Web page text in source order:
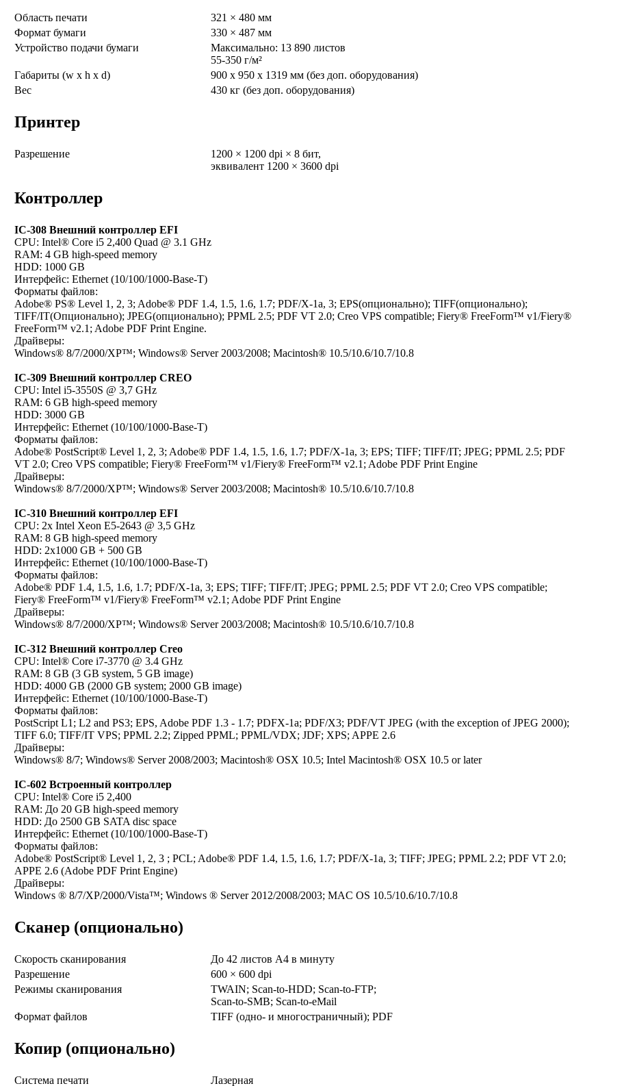
Область печати
321 × 480 мм
Формат бумаги
330 × 487 мм
Устройство подачи бумаги
Максимально: 13 890 листов
55-350 г/м²
Габариты (w x h x d)
900 x 950 x 1319 мм (без доп. оборудования)
Вес
430 кг (без доп. оборудования)
Принтер
Разрешение
1200 × 1200 dpi × 8 бит,
эквивалент 1200 × 3600 dpi
Контроллер
IC-308 Внешний контроллер EFI
CPU: Intel® Core i5 2,400 Quad @ 3.1 GHz
RAM: 4 GB high-speed memory
HDD: 1000 GB
Интерфейс: Ethernet (10/100/1000-Base-T)
Форматы файлов:
Adobe® PS® Level 1, 2, 3; Adobe® PDF 1.4, 1.5, 1.6, 1.7; PDF/X-1a, 3; EPS(опционально); TIFF(опционально);
TIFF/IT(Опционально); JPEG(опционально); PPML 2.5; PDF VT 2.0; Creo VPS compatible; Fiery® FreeForm™ v1/Fiery®
FreeForm™ v2.1; Adobe PDF Print Engine.
Драйверы:
Windows® 8/7/2000/XP™; Windows® Server 2003/2008; Macintosh® 10.5/10.6/10.7/10.8
IC-309 Внешний контроллер CREO
CPU: Intel i5-3550S @ 3,7 GHz
RAM: 6 GB high-speed memory
HDD: 3000 GB
Интерфейс: Ethernet (10/100/1000-Base-T)
Форматы файлов:
Adobe® PostScript® Level 1, 2, 3; Adobe® PDF 1.4, 1.5, 1.6, 1.7; PDF/X-1a, 3; EPS; TIFF; TIFF/IT; JPEG; PPML 2.5; PDF
VT 2.0; Creo VPS compatible; Fiery® FreeForm™ v1/Fiery® FreeForm™ v2.1; Adobe PDF Print Engine
Драйверы:
Windows® 8/7/2000/XP™; Windows® Server 2003/2008; Macintosh® 10.5/10.6/10.7/10.8
IC-310 Внешний контроллер EFI
CPU: 2x Intel Xeon E5-2643 @ 3,5 GHz
RAM: 8 GB high-speed memory
HDD: 2x1000 GB + 500 GB
Интерфейс: Ethernet (10/100/1000-Base-T)
Форматы файлов:
Adobe® PDF 1.4, 1.5, 1.6, 1.7; PDF/X-1a, 3; EPS; TIFF; TIFF/IT; JPEG; PPML 2.5; PDF VT 2.0; Creo VPS compatible;
Fiery® FreeForm™ v1/Fiery® FreeForm™ v2.1; Adobe PDF Print Engine
Драйверы:
Windows® 8/7/2000/XP™; Windows® Server 2003/2008; Macintosh® 10.5/10.6/10.7/10.8
IC-312 Внешний контроллер Creo
CPU: Intel® Core i7-3770 @ 3.4 GHz
RAM: 8 GB (3 GB system, 5 GB image)
HDD: 4000 GB (2000 GB system; 2000 GB image)
Интерфейс: Ethernet (10/100/1000-Base-T)
Форматы файлов:
PostScript L1; L2 and PS3; EPS, Adobe PDF 1.3 - 1.7; PDFX-1a; PDF/X3; PDF/VT JPEG (with the exception of JPEG 2000);
TIFF 6.0; TIFF/IT VPS; PPML 2.2; Zipped PPML; PPML/VDX; JDF; XPS; APPE 2.6
Драйверы:
Windows® 8/7; Windows® Server 2008/2003; Macintosh® OSX 10.5; Intel Macintosh® OSX 10.5 or later
IC-602 Встроенный контроллер
CPU: Intel® Core i5 2,400
RAM: До 20 GB high-speed memory
HDD: До 2500 GB SATA disc space
Интерфейс: Ethernet (10/100/1000-Base-T)
Форматы файлов:
Adobe® PostScript® Level 1, 2, 3 ; PCL; Adobe® PDF 1.4, 1.5, 1.6, 1.7; PDF/X-1a, 3; TIFF; JPEG; PPML 2.2; PDF VT 2.0;
APPE 2.6 (Adobe PDF Print Engine)
Драйверы:
Windows ® 8/7/XP/2000/Vista™; Windows ® Server 2012/2008/2003; MAC OS 10.5/10.6/10.7/10.8
Сканер (опционально)
Скорость сканирования
До 42 листов A4 в минуту
Разрешение
600 × 600 dpi
Режимы сканирования
TWAIN; Scan-to-HDD; Scan-to-FTP;
Scan-to-SMB; Scan-to-eMail
Формат файлов
TIFF (одно- и многостраничный); PDF
Копир (опционально)
Система печати Лазерная